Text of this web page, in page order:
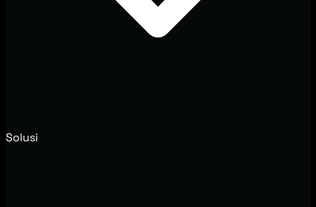
Solusi